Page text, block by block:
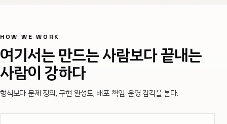
HOW WE WORK
여기서는 만드는 사람보다 끝내는
사람이 강하다
형식보다 문제 정의, 구현 완성도, 배포 책임, 운영 감각을 본다.